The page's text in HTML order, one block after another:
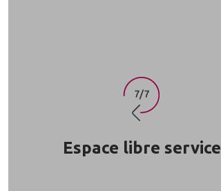
Espace libre service